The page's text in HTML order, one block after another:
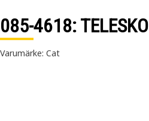
085-4618:
Varumärke: Cat